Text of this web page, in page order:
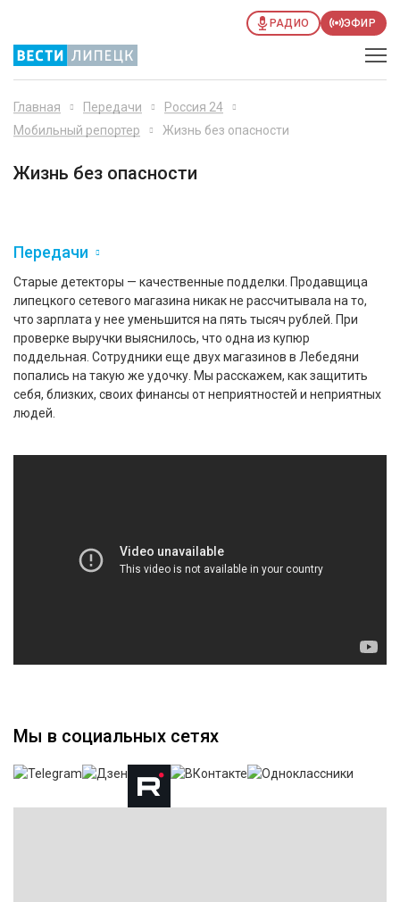
РАДИО ЭФИР
Главная Передачи
Россия 24
Мобильный репортер
Жизнь без опасности
Жизнь без опасности
Передачи
Старые детекторы — качественные подделки. Продавщица
липецкого сетевого магазина никак не рассчитывала на то,
что зарплата у нее уменьшится на пять тысяч рублей. При
проверке выручки выяснилось, что одна из купюр
поддельная. Сотрудники еще двух магазинов в Лебедяни
попались на такую же удочку. Мы расскажем, как защитить
себя, близких, своих финансы от неприятностей и неприятных
людей.
Мы в социальных сетях